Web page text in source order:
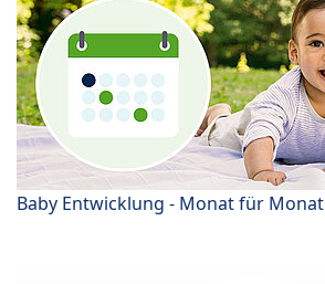
Baby Entwicklung - Monat für Monat